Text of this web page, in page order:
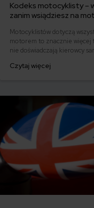
Kodeks motocyklisty –
zanim wsiądziesz na
Motocyklistów dotyczą
motorem to znacznie więcej
nie doświadczają kierowcy
Czytaj więcej